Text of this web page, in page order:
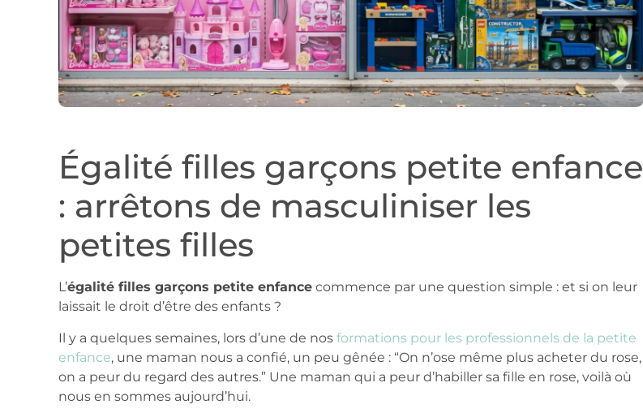
Égalité filles garçons petite enfance
: arrêtons de masculiniser les
petites filles
L’égalité filles garçons petite enfance commence par une question simple : et si on leur
laissait le droit d’être des enfants ?
Il y a quelques semaines, lors d’une de nos formations pour les professionnels de la petite
enfance, une maman nous a confié, un peu gênée : “On n’ose même plus acheter du rose,
on a peur du regard des autres.” Une maman qui a peur d’habiller sa fille en rose, voilà où
nous en sommes aujourd’hui.